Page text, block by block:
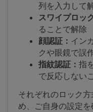
列を入力して
スワイプロッ
ることで解除
顔認証： イン
クや眼鏡で誤
指紋認証： 指
で反応しない
それぞれのロック
め、ご自身の設定を